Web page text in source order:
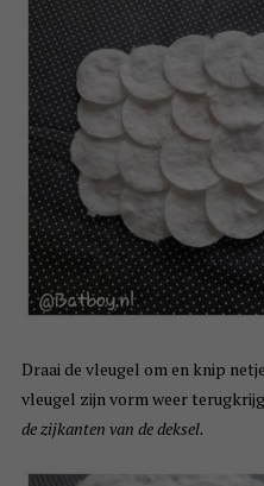
Draai de vleugel om en knip
vleugel zijn vorm weer
de zijkanten van de deksel.